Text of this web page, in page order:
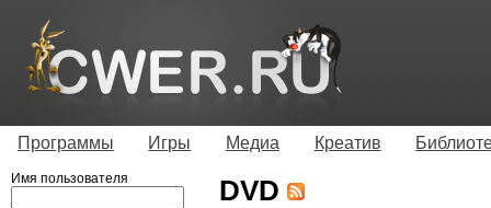
Программы Игры Медиа Креатив
DVD
Имя пользователя